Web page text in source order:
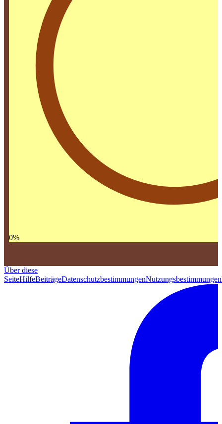
0%
Über diese
SeiteHilfeBeiträgeDatenschutzbestimmungenNutzungsbestimmungen